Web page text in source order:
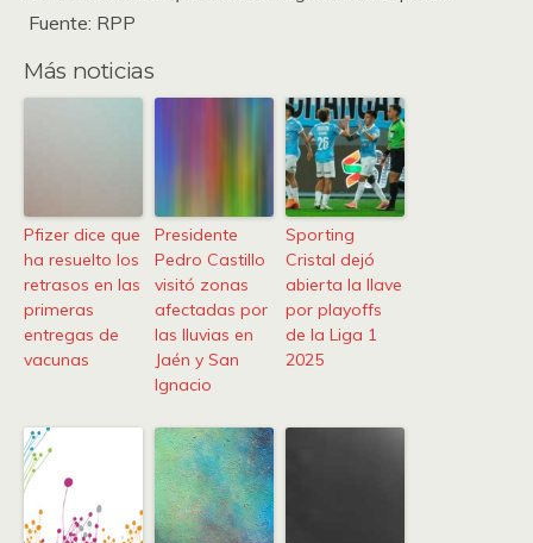
Fuente: RPP
Más noticias
Pfizer dice que
ha resuelto los
retrasos en las
primeras
entregas de
vacunas
Presidente
Pedro Castillo
visitó zonas
afectadas por
las lluvias en
Jaén y San
Ignacio
Sporting
Cristal dejó
abierta la llave
por playoffs
de la Liga 1
2025